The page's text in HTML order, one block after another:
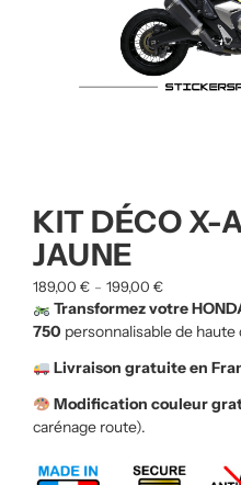
KIT DÉCO X-
JAUNE
189,00 € – 199,00 €
Transformez votre
750 personnalisable de
Livraison gratuite en
Modification couleur
carénage route).